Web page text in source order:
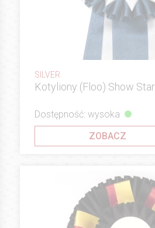
SILVER
Kotyliony (Floo) Show Star
Dostępność: wysoka
ZOBACZ